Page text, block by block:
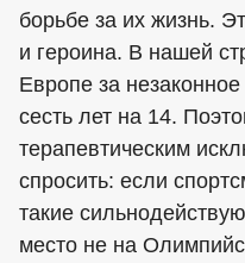
борьбе за их жизнь.
и героина. В нашей
Европе за
сесть лет на 14.
терапевтическим
спросить: если
такие
место не на